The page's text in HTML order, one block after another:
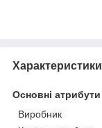
Характеристики
Основні атрибути
Виробник